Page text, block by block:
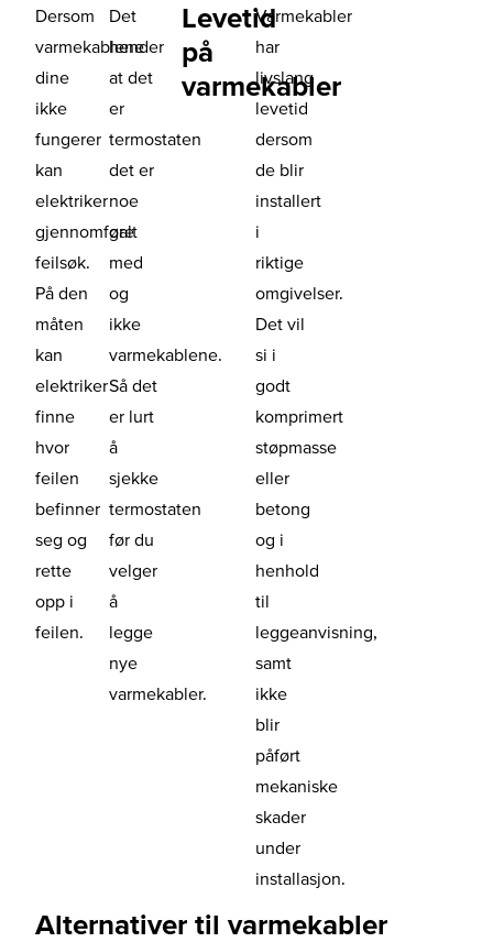
Dersom
varmekablene
dine
ikke
fungerer
kan
elektriker
gjennomføre
feilsøk.
På den
måten
kan
elektriker
finne
hvor
feilen
befinner
seg og
rette
opp i
feilen.
Det
hender
at det
er
termostaten
det er
noe
galt
med
og
ikke
varmekablene.
Så det
er lurt
å
sjekke
termostaten
før du
velger
å
legge
nye
varmekabler.
Levetid
på
varmekabler
Varmekabler
har
livslang
levetid
dersom
de blir
installert
i
riktige
omgivelser.
Det vil
si i
godt
komprimert
støpmasse
eller
betong
og i
henhold
til
leggeanvisning,
samt
ikke
blir
påført
mekaniske
skader
under
installasjon.
Alternativer til varmekabler